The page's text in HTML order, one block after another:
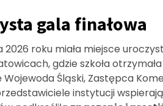
gala finałowa
2026 roku miała miejsce
gdzie szkoła
Wojewoda Śląski, Zastępca
instytucji